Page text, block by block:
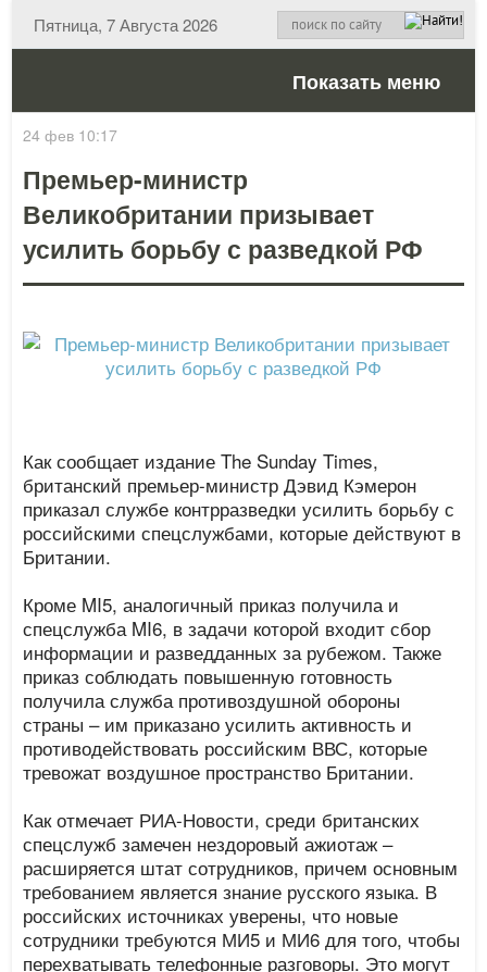
Пятница, 7 Августа 2026
Показать меню
24 фев 10:17
Премьер-министр
Великобритании призывает
усилить борьбу с разведкой РФ
Как сообщает издание The Sunday Times,
британский премьер-министр Дэвид Кэмерон
приказал службе контрразведки усилить борьбу с
российскими спецслужбами, которые действуют в
Британии.
Кроме MI5, аналогичный приказ получила и
спецслужба MI6, в задачи которой входит сбор
информации и разведданных за рубежом. Также
приказ соблюдать повышенную готовность
получила служба противоздушной обороны
страны – им приказано усилить активность и
противодействовать российским ВВС, которые
тревожат воздушное пространство Британии.
Как отмечает РИА-Новости, среди британских
спецслужб замечен нездоровый ажиотаж –
расширяется штат сотрудников, причем основным
требованием является знание русского языка. В
российских источниках уверены, что новые
сотрудники требуются МИ5 и МИ6 для того, чтобы
перехватывать телефонные разговоры. Это могут